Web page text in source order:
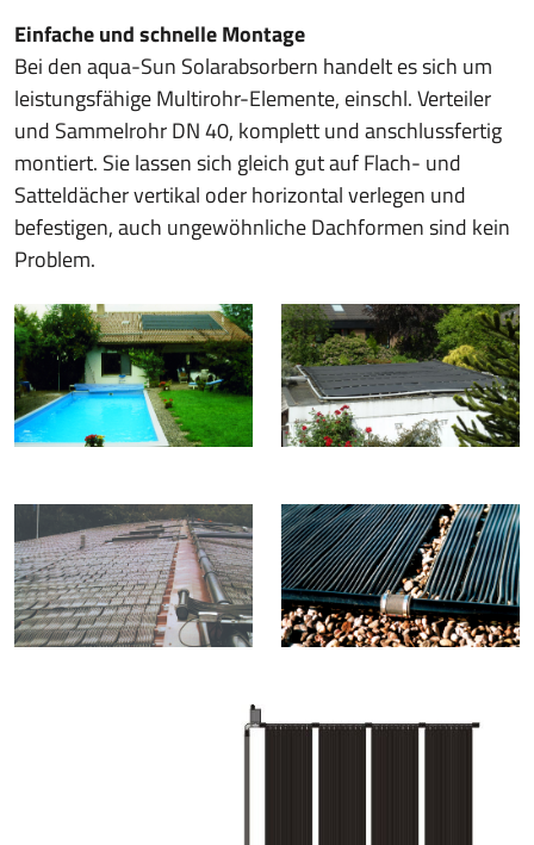
Einfache und schnelle Montage
Bei den aqua-Sun Solarabsorbern handelt es sich um
leistungsfähige Multirohr-Elemente, einschl. Verteiler
und Sammelrohr DN 40, komplett und anschlussfertig
montiert. Sie lassen sich gleich gut auf Flach- und
Satteldächer vertikal oder horizontal verlegen und
befestigen, auch ungewöhnliche Dachformen sind kein
Problem.